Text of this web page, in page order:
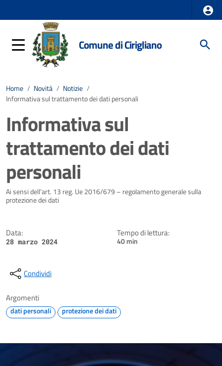
Comune di Cirigliano
Home / Novità / Notizie /
Informativa sul trattamento dei dati personali
Informativa sul
trattamento dei dati
personali
Dettagli della notizia
Ai sensi dell’art. 13 reg. Ue 2016/679 – regolamento generale sulla
protezione dei dati
Data:
28 marzo 2024
Tempo di lettura:
40 min
Condividi
Argomenti
dati personali protezione dei dati